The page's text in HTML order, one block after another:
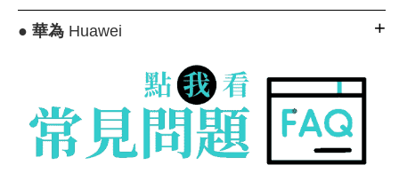
● 華為Huawei